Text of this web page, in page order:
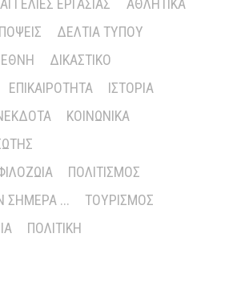
ΑΓΓΕΛΊΕΣ ΕΡΓΑΣΊΑΣ
ΑΘΛΗΤΙΚΆ
ΔΕΛΤΊΑ ΤΎΠΟΥ
ΔΙΚΑΣΤΙΚΌ
ΕΠΙΚΑΙΡΌΤΗΤΑ
ΙΣΤΟΡΊΑ
ΚΟΙΝΩΝΙΚΆ
ΠΟΛΙΤΙΣΜΌΣ
ΣΉΜΕΡΑ ...
ΤΟΥΡΙΣΜΌΣ
ΠΟΛΙΤΙΚΉ